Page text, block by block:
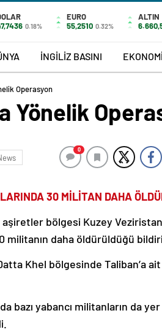
0.18%
EURO
55,2510 0.32%
ALTIN
İNGİLİZ BASINI EKONOMİ
Operasyon
Yönelik
0
30 MİLİTAN DAHA
aşiretler bölgesi Kuzey
militanın daha öldürüldüğü
Khel bölgesinde Taliban’a
bazı yabancı militanların da